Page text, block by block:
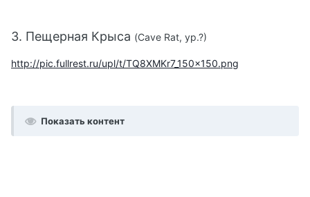
3. Пещерная Крыса (Cave Rat, ур.?)
http://pic.fullrest.ru/upl/t/TQ8XMKr7_150x150.png
Показать контент